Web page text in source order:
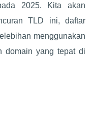
2025. Kita akan
TLD ini, daftar
menggunakan
domain yang tepat di